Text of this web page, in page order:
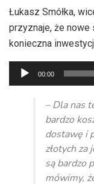
Łukasz Smółka,
przyznaje, że nowe
konieczna
Odtwarzacz
plików
dźwiękowych
00:00
– Dla nas
bardzo
dostawę i
złotych za
są bardzo
mówimy,